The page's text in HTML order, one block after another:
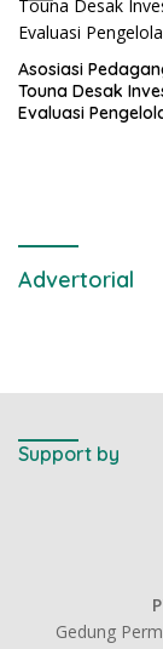
Asosiasi
Touna Desak
Evaluasi
Advertorial
Support by
Gedung